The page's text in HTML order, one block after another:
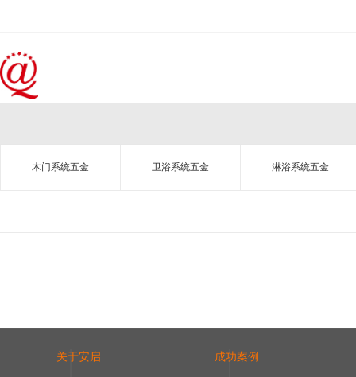
木门系统五金 卫浴系统五金 淋浴系统五金
关于安启 成功案例